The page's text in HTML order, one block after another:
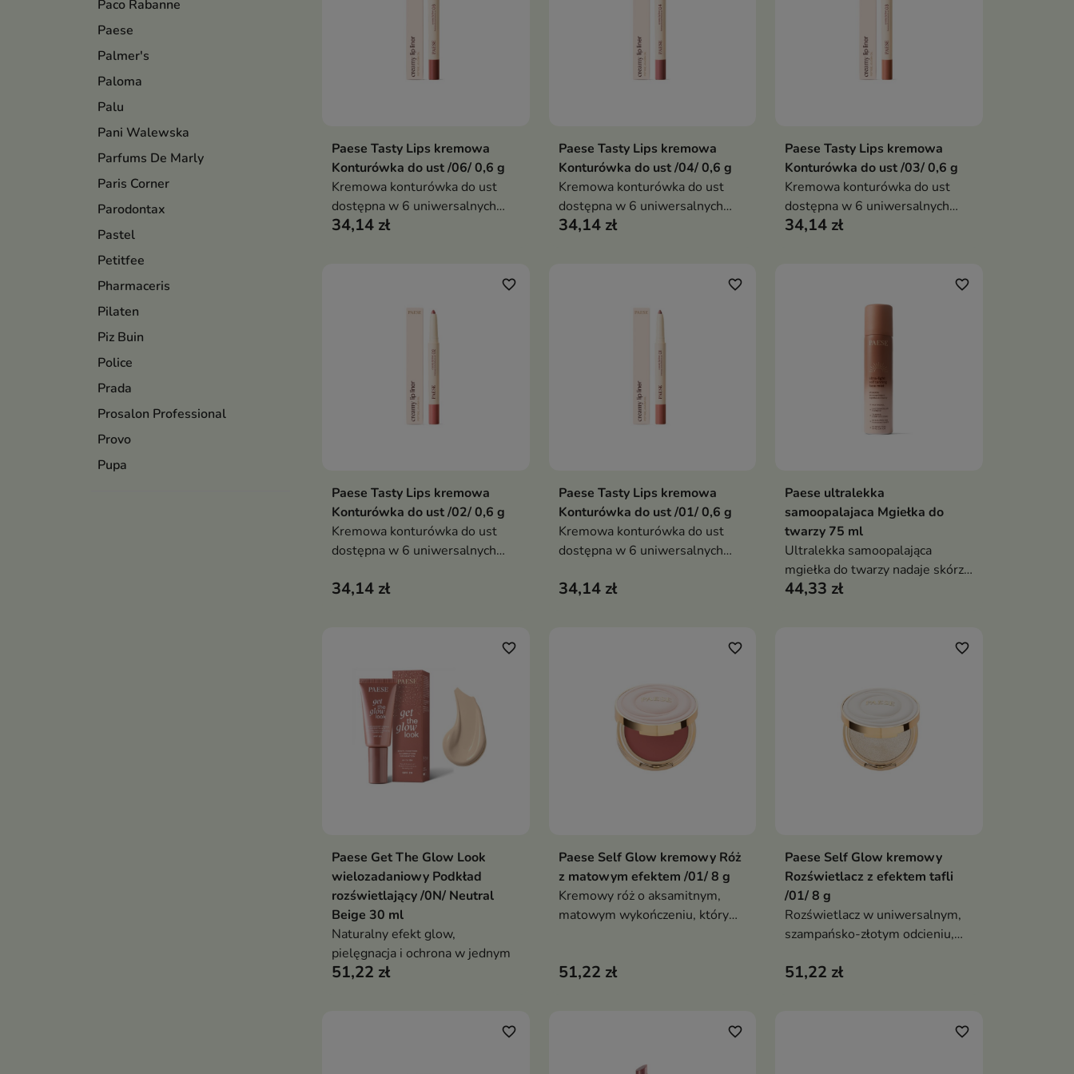
Paco Rabanne
Paese
Palmer's
Paloma
Palu
Pani Walewska
Parfums De Marly
Paris Corner
Parodontax
Pastel
Petitfee
Pharmaceris
Pilaten
Piz Buin
Police
Prada
Prosalon Professional
Provo
Pupa
Dodaj do koszyka
Paese Tasty Lips kremowa
Konturówka do ust /06/ 0,6 g
Kremowa konturówka do ust
dostępna w 6 uniwersalnych
odcieniach nude, która pozwala
34,14 zł
Dodaj do koszyka
Paese Tasty Lips kremowa
Konturówka do ust /04/ 0,6 g
Kremowa konturówka do ust
dostępna w 6 uniwersalnych
odcieniach nude, która pozwala
34,14 zł
Dodaj do koszyka
Paese Tasty Lips kremowa
Konturówka do ust /03/ 0,6 g
Kremowa konturówka do ust
dostępna w 6 uniwersalnych
odcieniach nude, która pozwala
pełniejszych ust
34,14 zł
Dodaj do koszyka
favorite_border
Paese Tasty Lips kremowa
Konturówka do ust /02/ 0,6 g
Kremowa konturówka do ust
dostępna w 6 uniwersalnych
precyzyjnie podkreślić kontur
34,14 zł
Dodaj do koszyka
favorite_border
Paese Tasty Lips kremowa
Konturówka do ust /01/ 0,6 g
Kremowa konturówka do ust
dostępna w 6 uniwersalnych
precyzyjnie podkreślić kontur
34,14 zł
Dodaj do koszyka
favorite_border
Paese ultralekka
samoopalajaca Mgiełka do
twarzy 75 ml
Ultralekka samoopalająca
mgiełka do twarzy nadaje skórze
naturalny, promienny odcień
44,33 zł
 Dodaj do koszyka
favorite_border
Paese Get The Glow Look
wielozadaniowy Podkład
rozświetlający /0N/ Neutral
Beige 30 ml
Naturalny efekt glow,
pielęgnacja i ochrona w jednym
51,22 zł
Dodaj do koszyka
favorite_border
Paese Self Glow kremowy Róż
z matowym efektem /01/ 8 g
Kremowy róż o aksamitnym,
matowym wykończeniu, który
pigmentacja i możliwość
51,22 zł
Dodaj do koszyka
favorite_border
Paese Self Glow kremowy
Rozświetlacz z efektem tafli
/01/ 8 g
Rozświetlacz w uniwersalnym,
szampańsko-złotym odcieniu,
tworząc efekt gładkiej,
51,22 zł
favorite_border favorite_border favorite_border